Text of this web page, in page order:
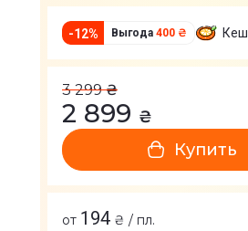
-12% Выгода 400 ₴
3 299 ₴
2 899 ₴
Купить
от 194 ₴ / пл.